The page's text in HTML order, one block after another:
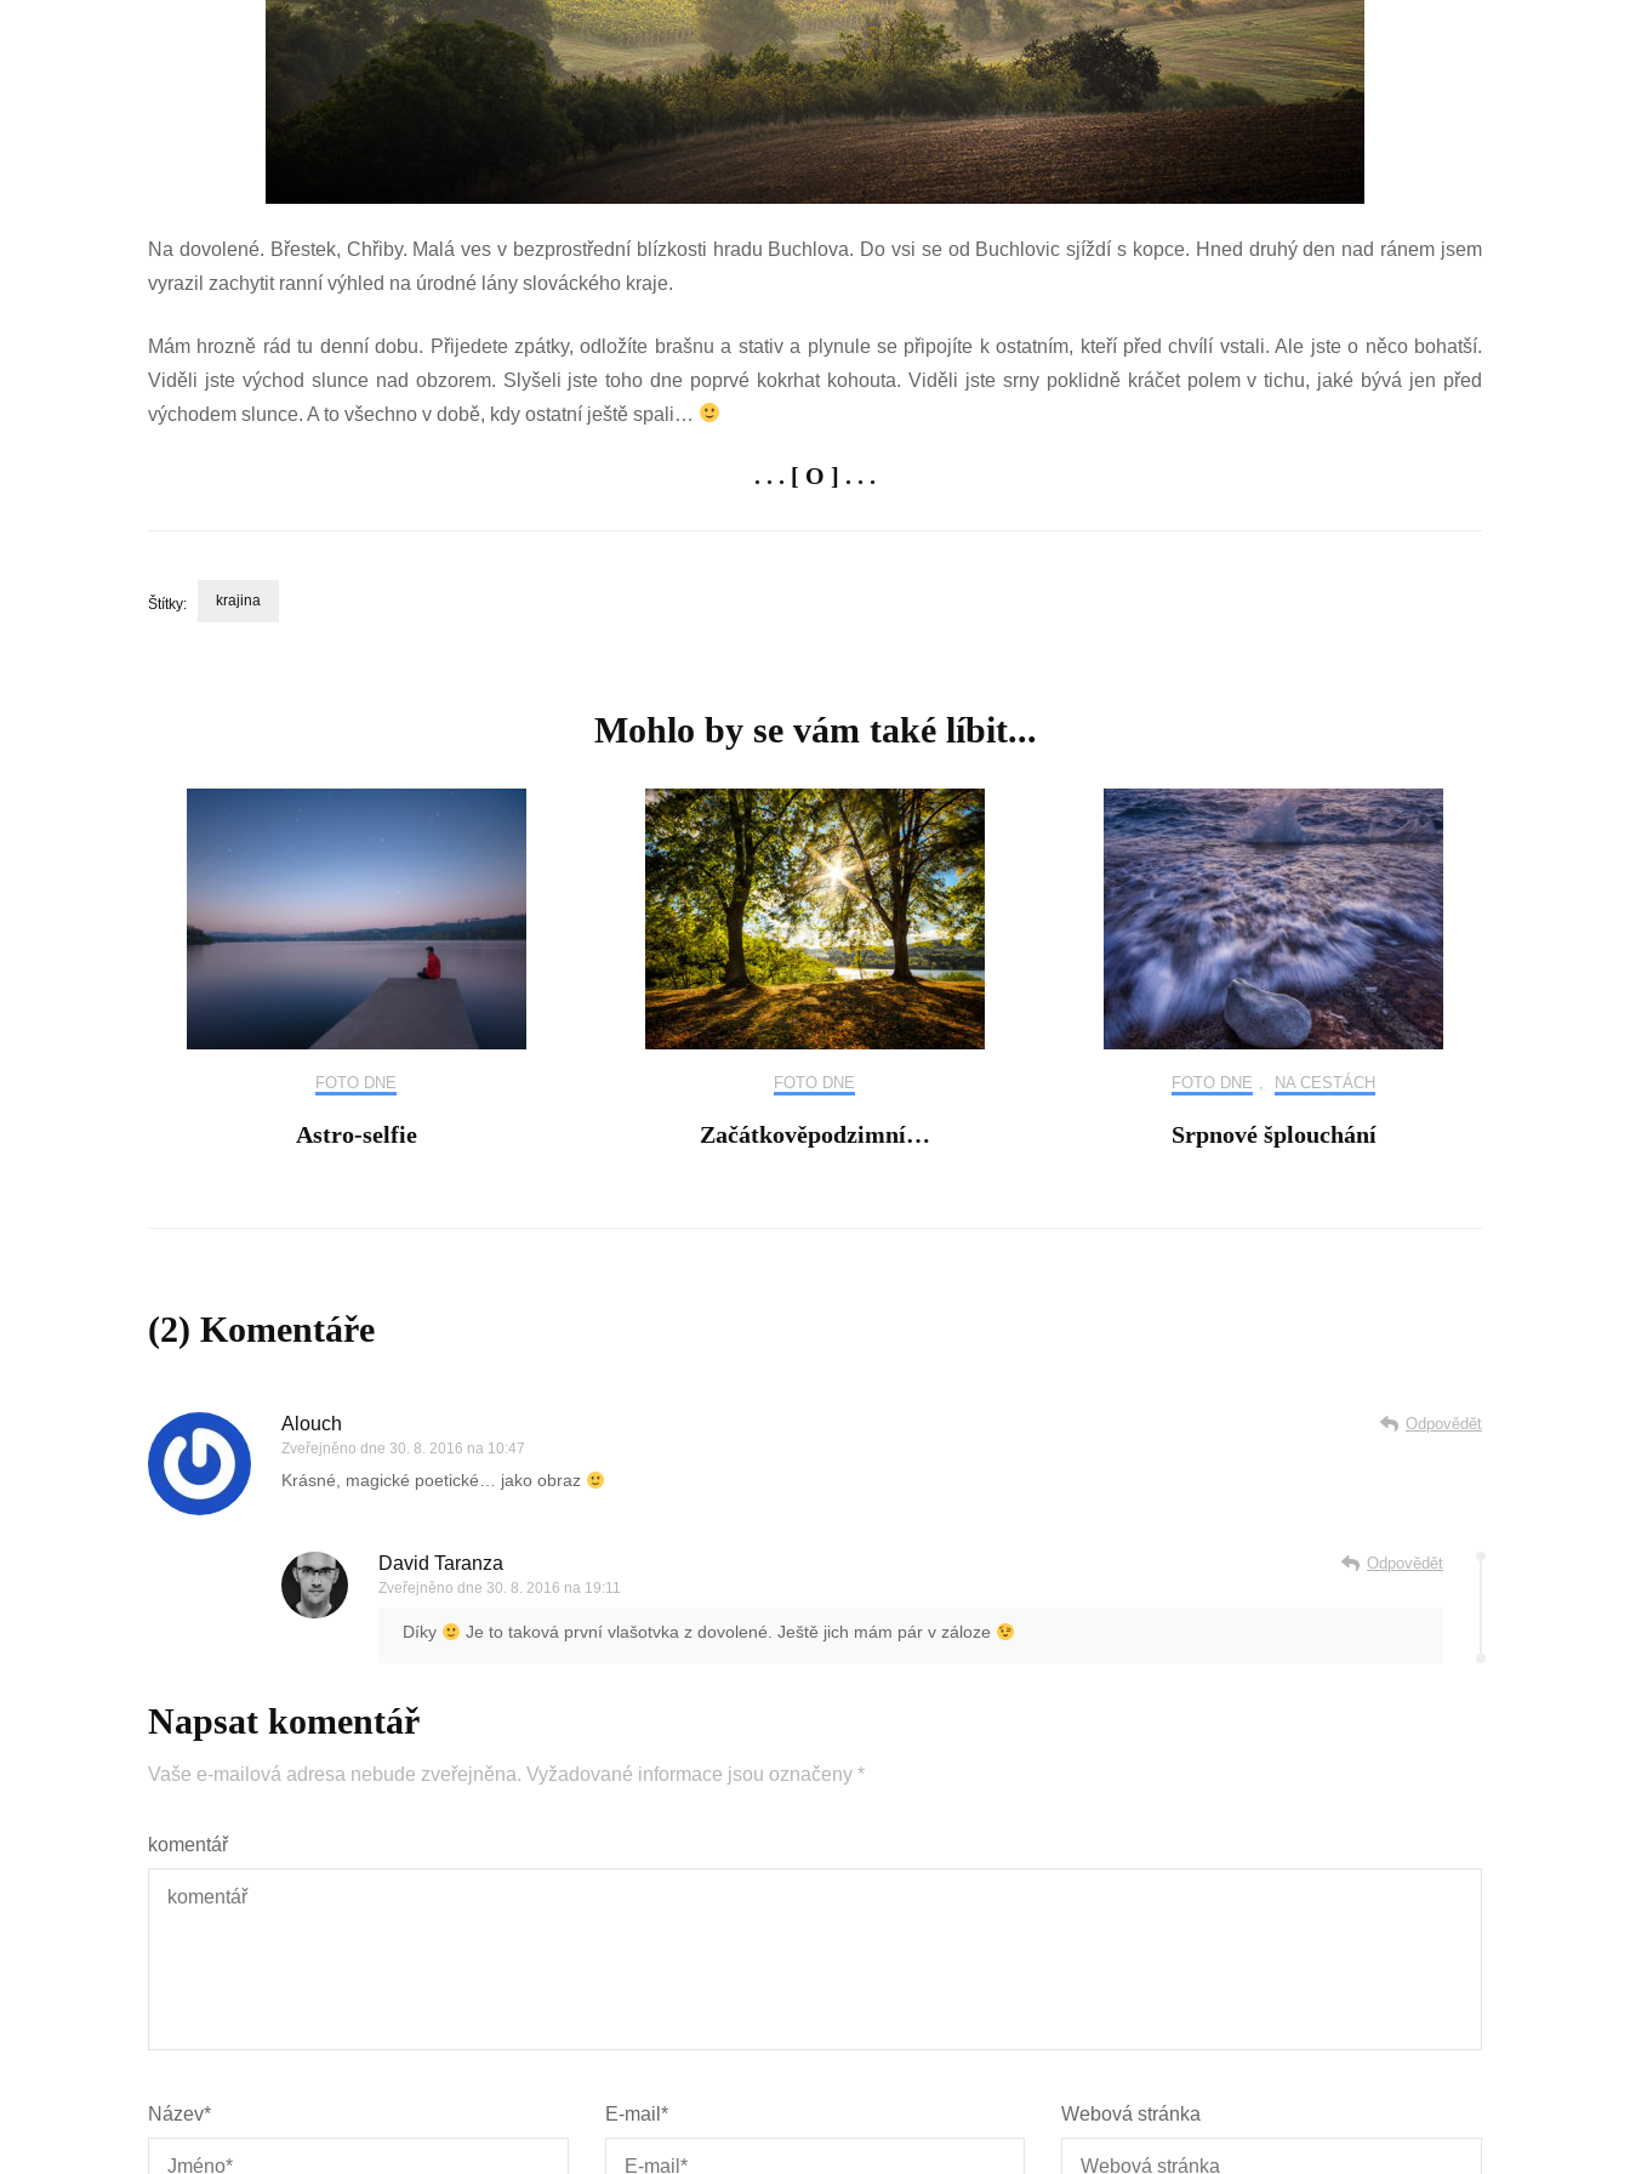
Na dovolené. Břestek, Chřiby. Malá ves v bezprostřední blízkosti hradu Buchlova. Do vsi se od Buchlovic sjíždí s kopce. Hned druhý den nad ránem jsem
vyrazil zachytit ranní výhled na úrodné lány slováckého kraje.
Mám hrozně rád tu denní dobu. Přijedete zpátky, odložíte brašnu a stativ a plynule se připojíte k ostatním, kteří před chvílí vstali. Ale jste o něco bohatší.
Viděli jste východ slunce nad obzorem. Slyšeli jste toho dne poprvé kokrhat kohouta. Viděli jste srny poklidně kráčet polem v tichu, jaké bývá jen před
východem slunce. A to všechno v době, kdy ostatní ještě spali…
. . . [ O ] . . .
Štítky: krajina
Mohlo by se vám také líbit...
FOTO DNE
Astro-selfie
FOTO DNE
Začátkověpodzimní…
FOTO DNE , NA CESTÁCH
Srpnové šplouchání
(2) Komentáře
Alouch
Zveřejněno dne 30. 8. 2016 na 10:47
Odpovědět
Krásné, magické poetické… jako obraz
David Taranza
Zveřejněno dne 30. 8. 2016 na 19:11
Odpovědět
Díky Je to taková první vlašotvka z dovolené. Ještě jich mám pár v záloze
Napsat komentář
Vaše e-mailová adresa nebude zveřejněna. Vyžadované informace jsou označeny *
komentář
Název* E-mail * Webová stránka